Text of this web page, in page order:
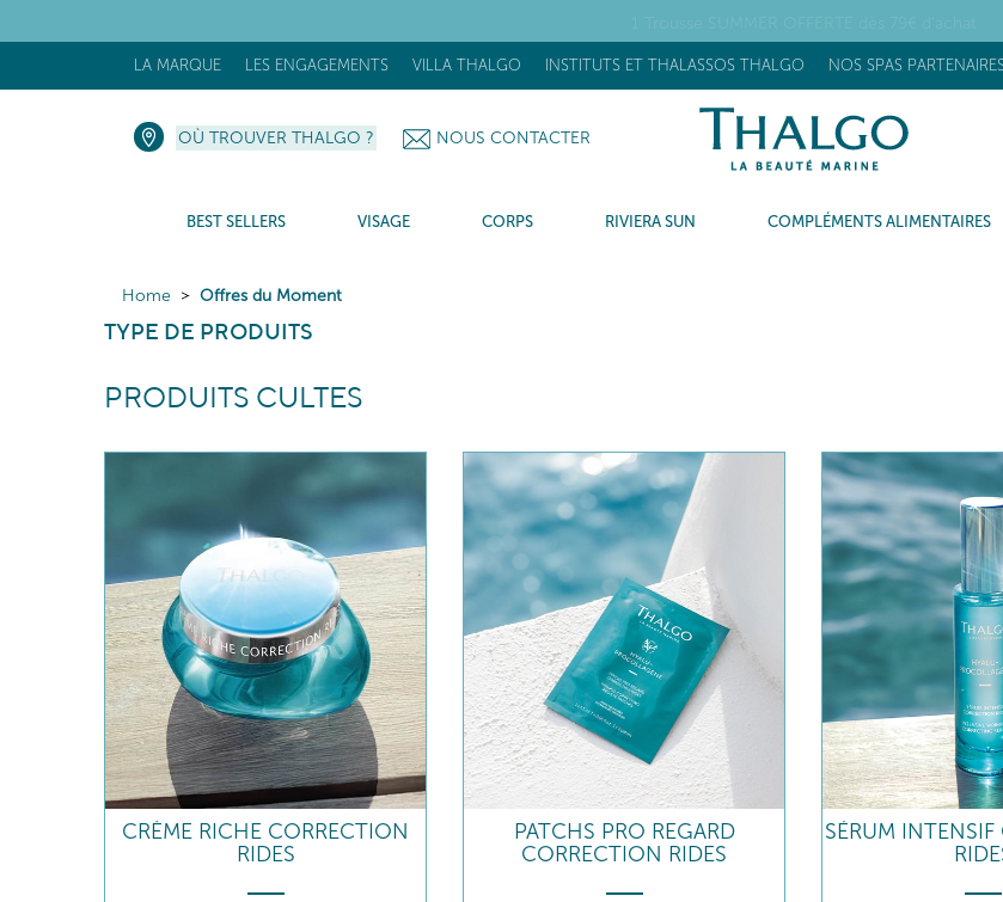
LA MARQUE LES ENGAGEMENTS VILLA THALGO INSTITUTS ET THALASSOS THALGO NOS SPAS PARTENAIRES
OÙ TROUVER THALGO ? NOUS CONTACTER
BEST SELLERS VISAGE CORPS RIVIERA SUN COMPLÉMENTS ALIMENTAIRES
Home Offres du Moment
TYPE DE PRODUITS
PRODUITS CULTES
CRÈME RICHE CORRECTION
RIDES
PATCHS PRO REGARD
CORRECTION RIDES
SÉRUM